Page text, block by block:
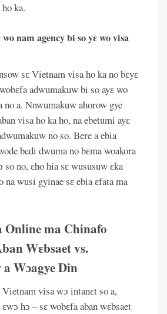
ka.
wo nam agency bi so yɛ wo visa
sɛ Vietnam visa ho ka no bɛyɛ
adwumakuw bi so ayɛ wo
no a. Nnwumakuw ahorow gye
visa ho ka ho, na ebetumi ayɛ
no so. Bere a ebia
bedi dwuma no bɛma woakora
so no, ɛho hia sɛ wususuw ɛka
na wusi gyinae sɛ ebia ɛfata ma
Online ma Chinafo
Wɛbsaet vs.
Wɔagye Din
Vietnam visa wɔ intanɛt so a,
hɔ – sɛ wobɛfa aban wɛbsaet